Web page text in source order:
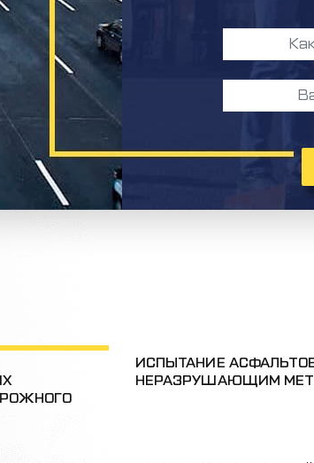
ИСПЫТАНИЕ
НЕРАЗРУШАЮЩИМ